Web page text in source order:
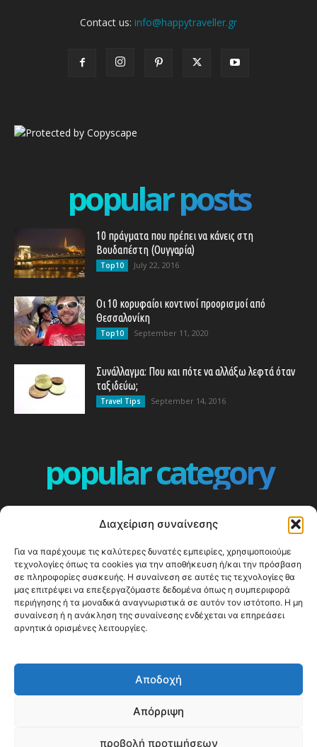
Διαχείριση συναίνεσης
Για να παρέχουμε τις καλύτερες δυνατές εμπειρίες, χρησιμοποιούμε
τεχνολογίες όπως τα cookies για την αποθήκευση ή/και την πρόσβαση
σε πληροφορίες συσκευής. Η συναίνεση σε αυτές τις τεχνολογίες θα
μας επιτρέψει να επεξεργαζόμαστε δεδομένα όπως η συμπεριφορά
περιήγησης ή τα μοναδικά αναγνωριστικά σε αυτόν τον ιστότοπο. Η μη
συναίνεση ή η ανάκληση της συναίνεσης ενδέχεται να επηρεάσει
αρνητικά ορισμένες λειτουργίες.
Αποδοχή
Απόρριψη
προβολή προτιμήσεων
Contact us: info@happytraveller.gr
popular posts
10 πράγματα που πρέπει να κάνεις στη
Βουδαπέστη (Ουγγαρία)
Top10 July 22, 2016
Οι 10 κορυφαίοι κοντινοί προορισμοί από
Θεσσαλονίκη
Top10 September 11, 2020
Συνάλλαγμα: Που και πότε να αλλάξω λεφτά όταν
ταξιδεύω;
Travel Tips September 14, 2016
popular category
360
ΕΥΡΩΠΗ
332
ΚΟΣΜΟΣ - WORLD
328
Top10
303
Cool spots
ΝΗΣΙΑ
247
© Happy Traveller 2014-2025